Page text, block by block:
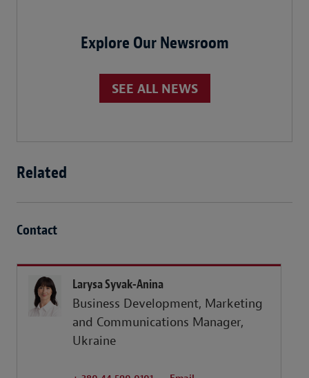
Explore Our Newsroom
SEE ALL NEWS
Related
Contact
Larysa Syvak-Anina
Business Development, Marketing
and Communications Manager,
Ukraine